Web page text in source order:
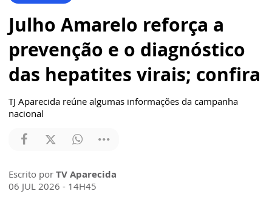
Julho Amarelo reforça a
prevenção e o diagnóstico
das hepatites virais; confira
TJ Aparecida reúne algumas informações da campanha
nacional
Escrito por TV Aparecida
06 JUL 2026 - 14H45